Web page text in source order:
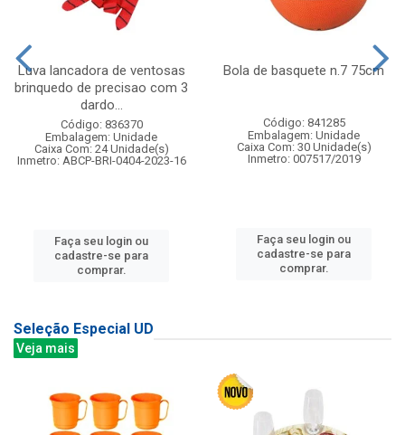
Luva lancadora de ventosas
brinquedo de precisao com 3
dardo...
Código: 836370
Embalagem: Unidade
Caixa Com: 24 Unidade(s)
Inmetro: ABCP-BRI-0404-2023-16
Faça seu login ou
cadastre-se para
comprar.
Bola de basquete n.7 75cm
Código: 841285
Embalagem: Unidade
Caixa Com: 30 Unidade(s)
Inmetro: 007517/2019
Faça seu login ou
cadastre-se para
comprar.
Seleção Especial UD
Veja mais